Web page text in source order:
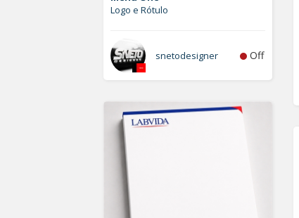
Logo e Rótulo
snetodesigner Off